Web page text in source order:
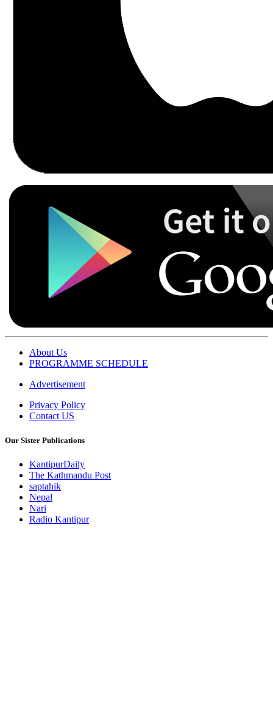
About Us
PROGRAMME SCHEDULE
Advertisement
Privacy Policy
Contact US
Our Sister Publications
KantipurDaily
The Kathmandu Post
saptahik
Nepal
Nari
Radio Kantipur